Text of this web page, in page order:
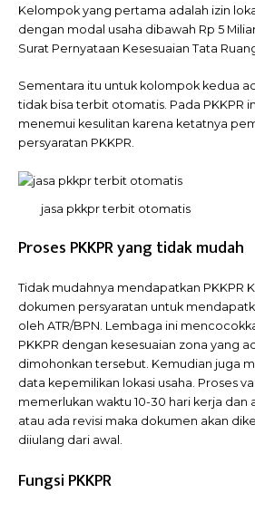
Kelompok yang pertama adalah izin
dengan modal usaha dibawah Rp 5
Surat Pernyataan Kesesuaian Tata
Sementara itu untuk kolompok kedua
tidak bisa terbit otomatis. Pada PKKPR
menemui kesulitan karena ketatnya
persyaratan PKKPR.
jasa pkkpr terbit otomatis
Proses PKKPR yang tidak mudah
Tidak mudahnya mendapatkan PKKPR
dokumen persyaratan untuk
oleh ATR/BPN. Lembaga ini
PKKPR dengan kesesuaian zona yang
dimohonkan tersebut. Kemudian juga
data kepemilikan lokasi usaha. Proses
memerlukan waktu 10-30 hari kerja dan
atau ada revisi maka dokumen akan
diiulang dari awal.
Fungsi PKKPR